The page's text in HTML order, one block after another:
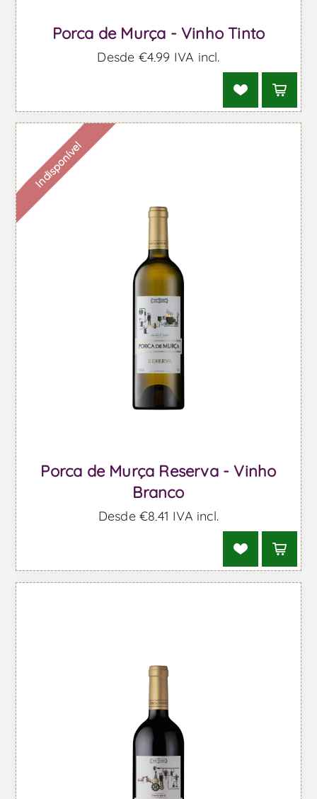
Porca de Murça - Vinho Tinto
Desde €4,99 IVA incl.
Indisponível
Porca de Murça Reserva - Vinho
Branco
Desde €8,41 IVA incl.